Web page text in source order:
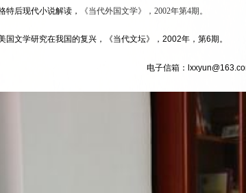
特后现代小说解读， 《当代外国文学》，2002年第4期。
国文学研究在我国的复兴，《当代文坛》， 2002年，第6期。
电子信箱：